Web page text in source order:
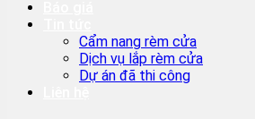
Cẩm nang rèm cửa
Dịch vụ lắp rèm cửa
Dự án đã thi công